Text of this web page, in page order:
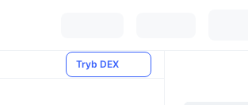
Tryb DEX